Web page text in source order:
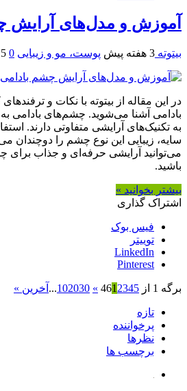
آموزش و مدل‌های آرایش
بیتوته 3 هفته پیش پوست، مو و زیبایی 0
5
در این مقاله از بیتوته با نکات و
بادامی آشنا می‌شوید. چشم‌های بادامی
به تکنیک‌های آرایشی متفاوتی دارند.
سایه، زیبایی این نوع چشم را دوچندان
می‌توانید آرایشی حرفه‌ای و جذاب برای
باشید.
بیشتر بخوانید »
اشتراک گذاری
فیس بوک
توییتر
LinkedIn
Pinterest
برگه 1 از 46 1 2345
»
102030
... آخرین »
تازه
پرخواننده
نظرها
برچسب ها